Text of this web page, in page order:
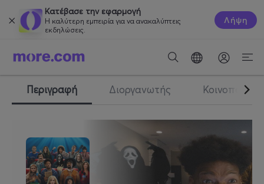
Κατέβασε την εφαρμογή
Η καλύτερη εμπειρία για να ανακαλύπτεις
εκδηλώσεις.
Λήψη
Περιγραφή Διοργανωτής Κοινοποίηση